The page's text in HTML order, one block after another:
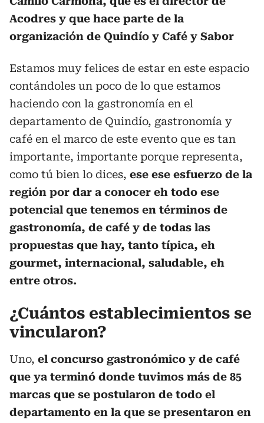
Acodres y que hace parte de la
organización de Quindío y Café y Sabor
Estamos muy felices de estar en este espacio
contándoles un poco de lo que estamos
haciendo con la gastronomía en el
departamento de Quindío, gastronomía y
café en el marco de este evento que es tan
importante, importante porque representa,
como tú bien lo dices, ese ese esfuerzo de la
región por dar a conocer eh todo ese
potencial que tenemos en términos de
gastronomía, de café y de todas las
propuestas que hay, tanto típica, eh
gourmet, internacional, saludable, eh
entre otros.
¿Cuántos establecimientos se
vincularon?
Uno, el concurso gastronómico y de café
que ya terminó donde tuvimos más de 85
marcas que se postularon de todo el
departamento en la que se presentaron en